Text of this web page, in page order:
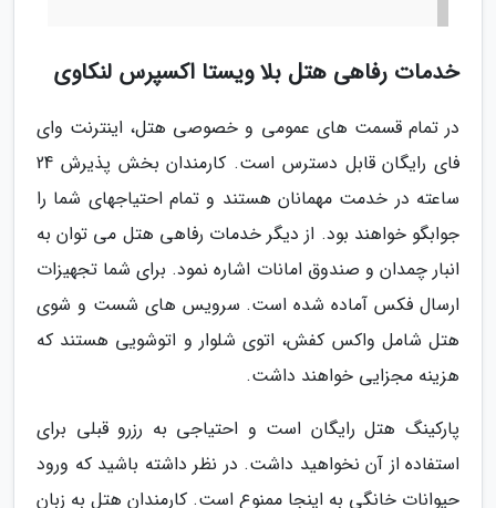
خدمات رفاهی هتل بلا ویستا اکسپرس لنکاوی
در تمام قسمت های عمومی و خصوصی هتل، اینترنت وای
فای رایگان قابل دسترس است. کارمندان بخش پذیرش 24
ساعته در خدمت مهمانان هستند و تمام احتیاجهای شما را
جوابگو خواهند بود. از دیگر خدمات رفاهی هتل می توان به
انبار چمدان و صندوق امانات اشاره نمود. برای شما تجهیزات
ارسال فکس آماده شده است. سرویس های شست و شوی
هتل شامل واکس کفش، اتوی شلوار و اتوشویی هستند که
هزینه مجزایی خواهند داشت.
پارکینگ هتل رایگان است و احتیاجی به رزرو قبلی برای
استفاده از آن نخواهید داشت. در نظر داشته باشید که ورود
حیوانات خانگی به اینجا ممنوع است. کارمندان هتل به زبان